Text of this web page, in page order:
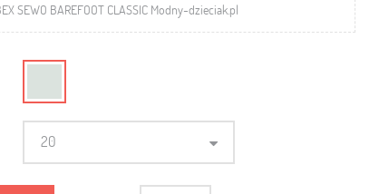
SEWO BAREFOOT CLASSIC Modny-dzieciak.pl
20